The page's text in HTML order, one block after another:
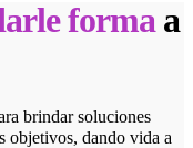
forma a
brindar soluciones
objetivos, dando vida a